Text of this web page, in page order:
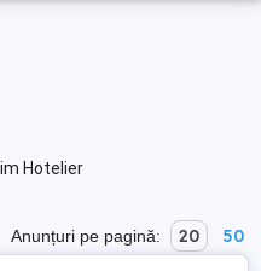
Hotelier
Anunțuri pe pagină: 20 50